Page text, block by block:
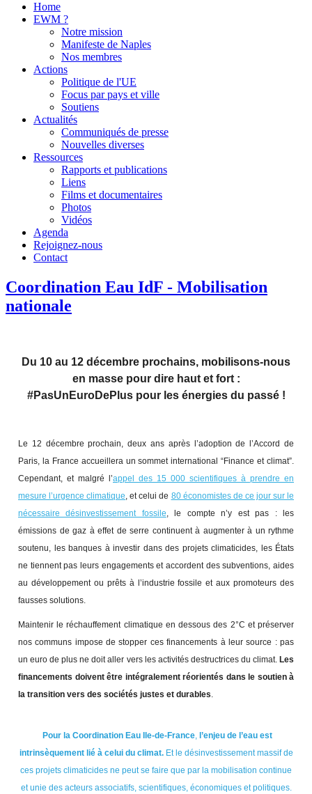
Home
EWM ?
Notre mission
Manifeste de Naples
Nos membres
Actions
Politique de l'UE
Focus par pays et ville
Soutiens
Actualités
Communiqués de presse
Nouvelles diverses
Ressources
Rapports et publications
Liens
Films et documentaires
Photos
Vidéos
Agenda
Rejoignez-nous
Contact
Coordination Eau IdF - Mobilisation
nationale
Du 10 au 12 décembre prochains, mobilisons-nous
en masse pour dire haut et fort :
#PasUnEuroDePlus pour les énergies du passé !
Le 12 décembre prochain, deux ans après l’adoption de l’Accord de
Paris, la France accueillera un sommet international “Finance et climat”.
Cependant, et malgré l’appel des 15 000 scientifiques à prendre en
mesure l’urgence climatique, et celui de 80 économistes de ce jour sur le
nécessaire désinvestissement fossile, le compte n’y est pas : les
émissions de gaz à effet de serre continuent à augmenter à un rythme
soutenu, les banques à investir dans des projets climaticides, les États
ne tiennent pas leurs engagements et accordent des subventions, aides
au développement ou prêts à l’industrie fossile et aux promoteurs des
fausses solutions.
Maintenir le réchauffement climatique en dessous des 2°C et préserver
nos communs impose de stopper ces financements à leur source : pas
un euro de plus ne doit aller vers les activités destructrices du climat. Les
financements doivent être intégralement réorientés dans le soutien à
la transition vers des sociétés justes et durables.
Pour la Coordination Eau Ile-de-France,l’enjeu de l’eau est
intrinsèquement lié à celui du climat.Et le désinvestissement massif de
ces projets climaticides ne peut se faire que par la mobilisation continue
et unie des acteurs associatifs, scientifiques, économiques et politiques.